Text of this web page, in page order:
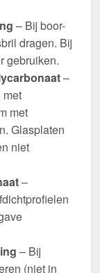
– Bij boor-
dragen. Bij
gebruiken.
–
met
met
Glasplaten
niet
–
– Bij
(niet in